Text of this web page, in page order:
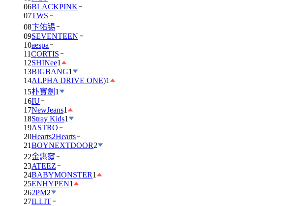
06BLACKPINK
07TWS
08卞佑锡
09SEVENTEEN
10aespa
11CORTIS
12SHINee1
13BIGBANG1
14ALPHA DRIVE ONE)1
15朴寶劍 1
16IU
17NewJeans1
18Stray Kids1
19ASTRO
20Hearts2Hearts
21BOYNEXTDOOR2
22金惠奫
23ATEEZ
24BABYMONSTER1
25ENHYPEN1
262PM2
27ILLIT